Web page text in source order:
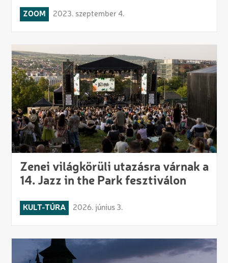
ZOOM 2023. szeptember 4.
Zenei világkörüli utazásra várnak a
14. Jazz in the Park fesztiválon
KULT-TÚRA 2026. június 3.